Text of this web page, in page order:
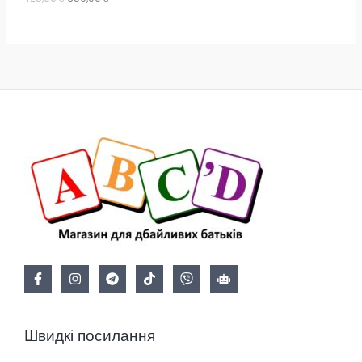
Швидкі посилання